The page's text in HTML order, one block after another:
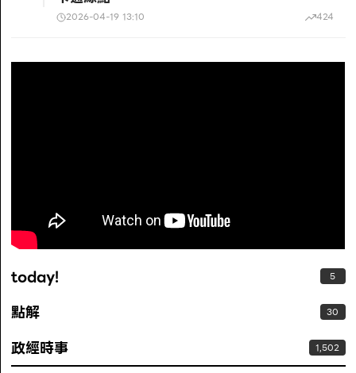
2026-04-19 13:10 424
today! 5
點解 30
政經時事 1,502